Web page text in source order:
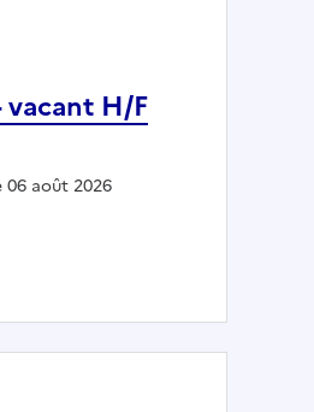
vacant H/F
06 août 2026
H/F